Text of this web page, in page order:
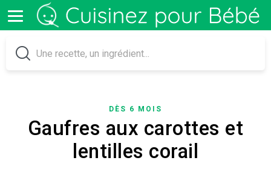
DÈS 6 MOIS
Gaufres aux carottes et
lentilles corail